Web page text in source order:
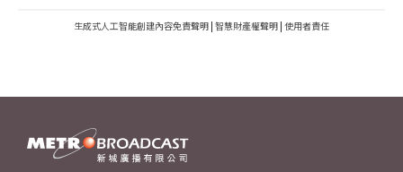
生成式人工智能創建內容免責聲明 | 智慧財產權聲明 | 使用者責任